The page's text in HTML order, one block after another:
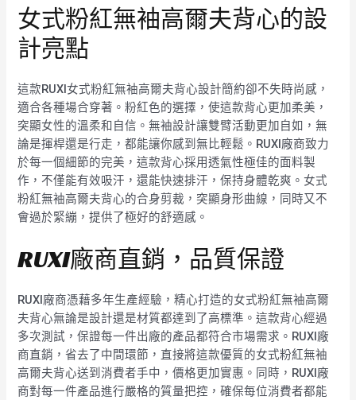
女式粉紅無袖高爾夫背心的設
計亮點
這款RUXI女式粉紅無袖高爾夫背心設計簡約卻不失時尚感，
適合各種場合穿著。粉紅色的選擇，使這款背心更加柔美，
突顯女性的溫柔和自信。無袖設計讓雙臂活動更加自如，無
論是揮桿還是行走，都能讓你感到無比輕鬆。RUXI廠商致力
於每一個細節的完美，這款背心採用透氣性極佳的面料製
作，不僅能有效吸汗，還能快速排汗，保持身體乾爽。女式
粉紅無袖高爾夫背心的合身剪裁，突顯身形曲線，同時又不
會過於緊繃，提供了極好的舒適感。
RUXI廠商直銷，品質保證
RUXI廠商憑藉多年生產經驗，精心打造的女式粉紅無袖高爾
夫背心無論是設計還是材質都達到了高標準。這款背心經過
多次測試，保證每一件出廠的產品都符合市場需求。RUXI廠
商直銷，省去了中間環節，直接將這款優質的女式粉紅無袖
高爾夫背心送到消費者手中，價格更加實惠。同時，RUXI廠
商對每一件產品進行嚴格的質量把控，確保每位消費者都能